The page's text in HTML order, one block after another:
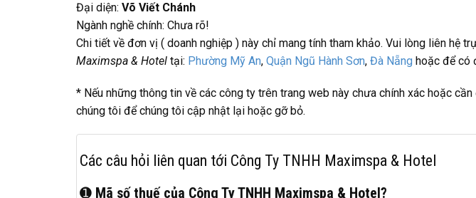
Đại diện: Võ Viết Chánh
Ngành nghề chính: Chưa rõ!
Chi tiết về đơn vị ( doanh nghiệp ) này chỉ mang tính tham khảo. Vui lòng liên hệ
Maximspa & Hotel tại: Phường Mỹ An, Quận Ngũ Hành Sơn, Đà Nẵng hoặc để có
* Nếu những thông tin về các công ty trên trang web này chưa chính xác hoặc
chúng tôi để chúng tôi cập nhật lại hoặc gỡ bỏ.
Các câu hỏi liên quan tới Công Ty TNHH Maximspa & Hotel
➊ Mã số thuế của Công Ty TNHH Maximspa & Hotel?